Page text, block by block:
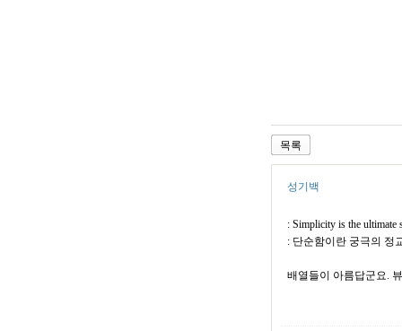
목록
성기백
: Simplicity is the ultimate
: 단순함이란 궁극의 정
배열들이 아름답군요.